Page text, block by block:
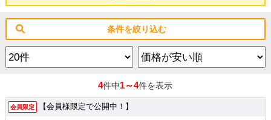
条件を絞り込む
4件中1～4件を表示
会員限定 【会員様限定で公開中！】